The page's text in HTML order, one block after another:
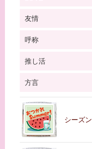
友情
呼称
推し活
方言
シーズン